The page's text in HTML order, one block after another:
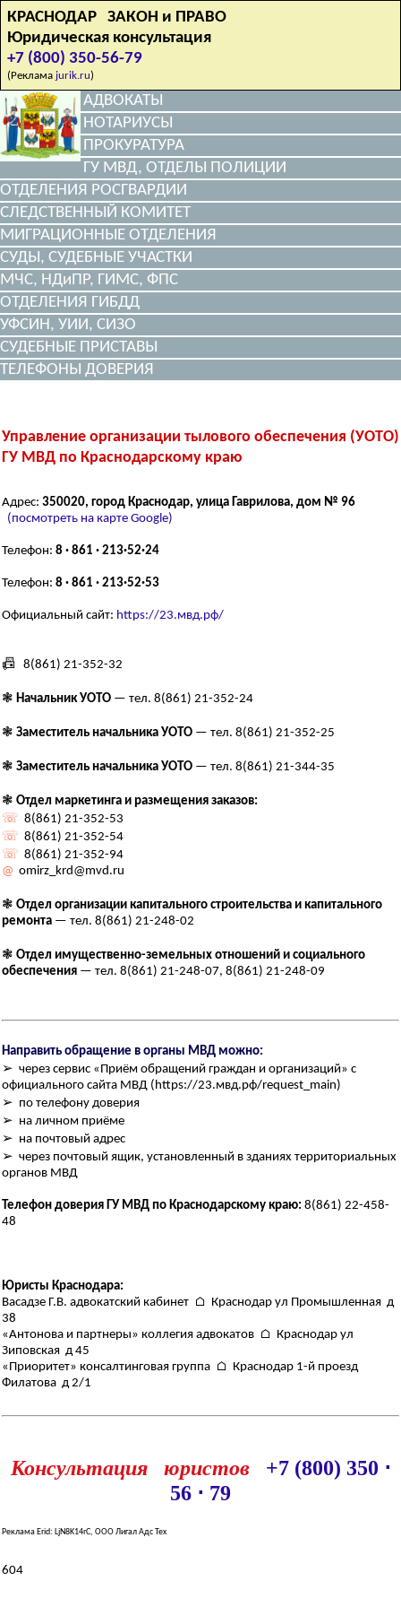
КРАСНОДАР ЗАКОН и ПРАВО
Юридическая консультация
+7 (800) 350-56-79
(Реклама jurik.ru)
АДВОКАТЫ
НОТАРИУСЫ
ПРОКУРАТУРА
ГУ МВД, ОТДЕЛЫ ПОЛИЦИИ
ОТДЕЛЕНИЯ РОСГВАРДИИ
СЛЕДСТВЕННЫЙ КОМИТЕТ
МИГРАЦИОННЫЕ ОТДЕЛЕНИЯ
СУДЫ, СУДЕБНЫЕ УЧАСТКИ
МЧС, НДиПР, ГИМС, ФПС
ОТДЕЛЕНИЯ ГИБДД
УФСИН, УИИ, СИЗО
СУДЕБНЫЕ ПРИСТАВЫ
ТЕЛЕФОНЫ ДОВЕРИЯ
Управление организации тылового обеспечения (УОТО)
ГУ МВД по Краснодарскому краю
Адрес: 350020, город Краснодар, улица Гаврилова, дом № 96
(посмотреть на карте Google)
Телефон: 8 · 861 · 213·52·24
Телефон: 8 · 861 · 213·52·53
Официальный сайт: https://23.мвд.рф/
📠 8(861) 21-352-32
❃ Начальник УОТО — тел. 8(861) 21-352-24
❃ Заместитель начальника УОТО — тел. 8(861) 21-352-25
❃ Заместитель начальника УОТО — тел. 8(861) 21-344-35
❃ Отдел маркетинга и размещения заказов:
☏ 8(861) 21-352-53
☏ 8(861) 21-352-54
☏ 8(861) 21-352-94
@ omirz_krd@mvd.ru
❃ Отдел организации капитального строительства и капитального
ремонта — тел. 8(861) 21-248-02
❃ Отдел имущественно-земельных отношений и социального
обеспечения — тел. 8(861) 21-248-07, 8(861) 21-248-09
Направить обращение в органы МВД можно:
➢ через сервис «Приём обращений граждан и организаций» с
официального сайта МВД (https://23.мвд.рф/request_main)
➢ по телефону доверия
➢ на личном приёме
➢ на почтовый адрес
➢ через почтовый ящик, установленный в зданиях территориальных
органов МВД
Телефон доверия ГУ МВД по Краснодарскому краю: 8(861) 22-458-
48
Юристы Краснодара:
Васадзе Г.В. адвокатский кабинет ⌂ Краснодар ул Промышленная д
38
«Антонова и партнеры» коллегия адвокатов ⌂ Краснодар ул
Зиповская д 45
«Приоритет» консалтинговая группа ⌂ Краснодар 1-й проезд
Филатова д 2/1
Консультация юристов
+7 (800) 350 ⋅
56 ⋅ 79
Реклама Erid: LjN8K14rC, ООО Лигал Адс Тех
604